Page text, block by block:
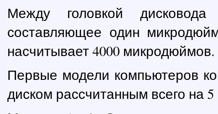
Между головкой
составляющее один
насчитывает 4000 микродюймов.
Первые модели компьютеров
диском рассчитанным всего на